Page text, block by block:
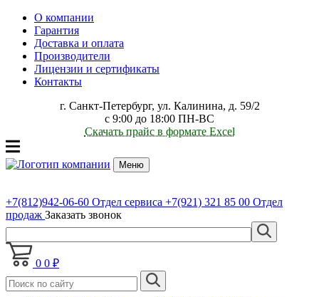
О компании
Гарантия
Доставка и оплата
Производители
Лицензии и сертификаты
Контакты
г. Санкт-Петербург, ул. Калинина, д. 59/2
с 9:00 до 18:00 ПН-ВС
Скачать прайс в формате Excel
Меню
+7(812)942-06-60 Отдел сервиса +7(921) 321 85 00 Отдел
продаж Заказать звонок
0 0 ₽